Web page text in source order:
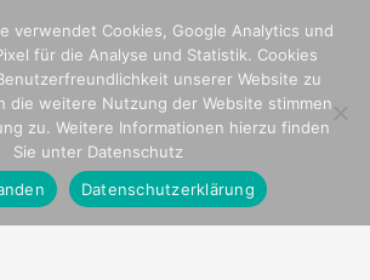
verwendet Cookies, Google Analytics und
für die Analyse und Statistik. Cookies
unserer Website zu
die weitere Nutzung der Website stimmen
zu. Weitere Informationen hierzu finden
Sie unter Datenschutz
Datenschutzerklärung